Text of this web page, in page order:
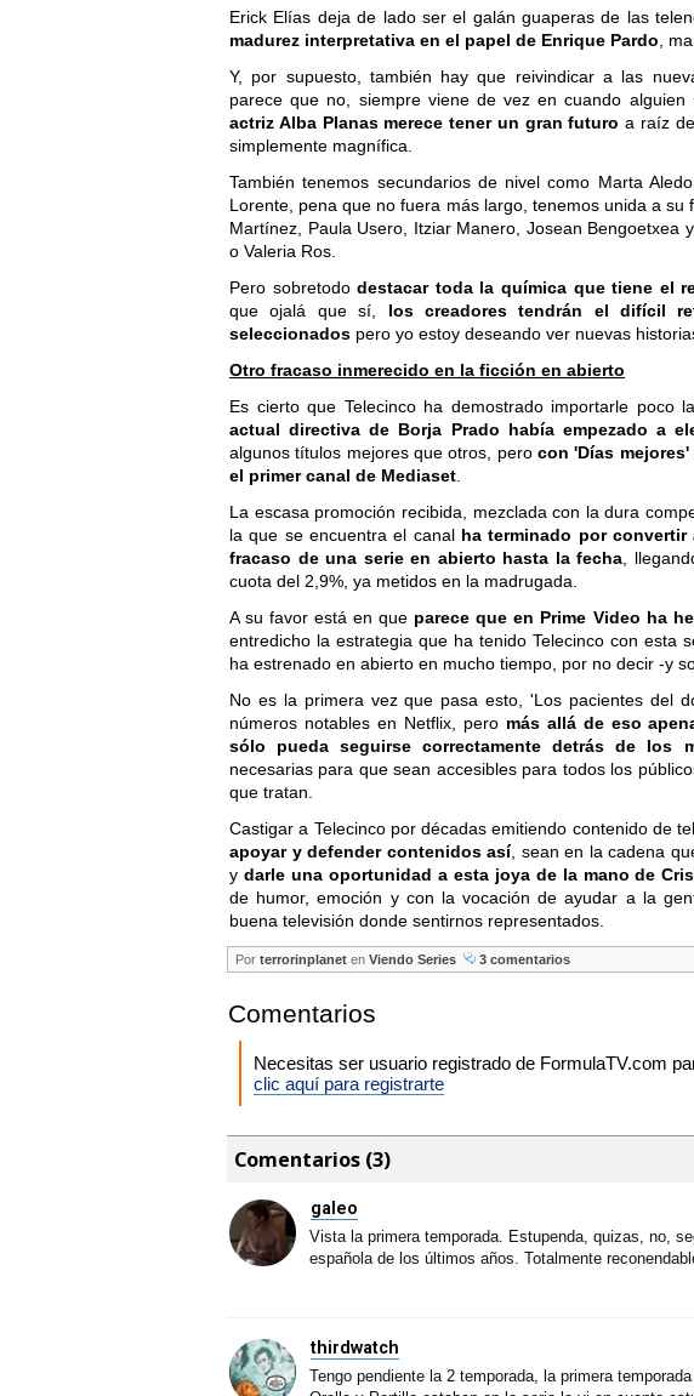
Erick Elías deja de lado ser el galán guaperas de las
madurez interpretativa en el papel de Enrique Pardo ,
Y, por supuesto, también hay que reivindicar a las
parece que no, siempre viene de vez en cuando
actriz Alba Planas merece tener un gran futuro a raíz
simplemente magnífica.
También tenemos secundarios de nivel como Marta
Lorente, pena que no fuera más largo, tenemos unida a
Martínez, Paula Usero, Itziar Manero, Josean Bengoetxea
o Valeria Ros.
Pero sobretododestacar toda la química que tiene el
que ojalá que sí, los creadores tendrán el difícil
seleccionados pero yo estoy deseando ver nuevas
Otro fracaso inmerecido en la ficción en abierto
Es cierto que Telecinco ha demostrado importarle poco
actual directiva de Borja Prado había empezado a
algunos títulos mejores que otros, pero con 'Días
el primer canal de Mediaset
La escasa promoción recibida, mezclada con la dura
la que se encuentra el canal ha terminado por convertir
fracaso de una serie en abierto hasta la fecha ,
cuota del 2,9%, ya metidos en la madrugada.
A su favor está en que parece que en Prime Video ha
entredicho la estrategia que ha tenido Telecinco con esta
ha estrenado en abierto en mucho tiempo, por no decir -y
No es la primera vez que pasa esto, 'Los pacientes del
números notables en Netflix, pero más allá de eso
sólo pueda seguirse correctamente detrás de los
necesarias para que sean accesibles para todos los
que tratan.
Castigar a Telecinco por décadas emitiendo contenido de
apoyar y defender contenidos así, sean en la cadena
y darle una oportunidad a esta joya de la mano de
de humor, emoción y con la vocación de ayudar a la
buena televisión donde sentirnos representados.
Por terrorinplanet en Viendo Series 3 comentarios
Comentarios
Necesitas ser usuario registrado de FormulaTV.com
clic aquí para registrarte
Comentarios (3)
galeo
Vista la primera temporada. Estupenda, quizas, no,
española de los últimos años. Totalmente
thirdwatch
Tengo pendiente la 2 temporada, la primera